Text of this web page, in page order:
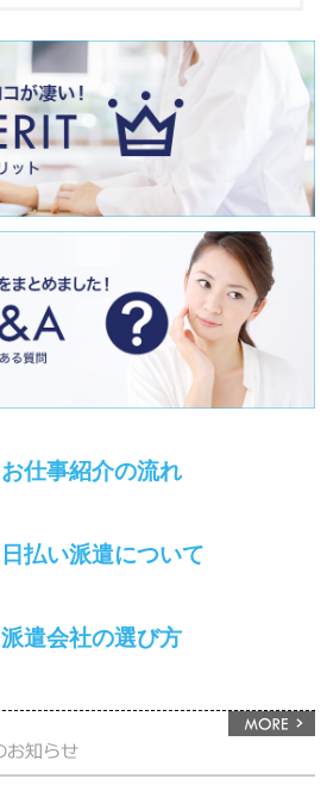
お仕事紹介の流れ
日払い派遣について
派遣会社の選び方